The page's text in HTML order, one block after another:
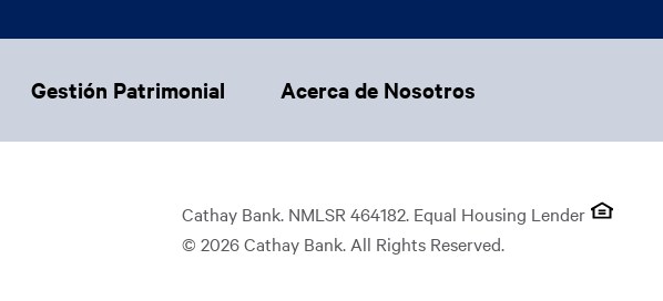
Gestión Patrimonial Acerca de Nosotros
Cathay Bank. NMLSR 464182. Equal Housing Lender
© 2026 Cathay Bank. All Rights Reserved.